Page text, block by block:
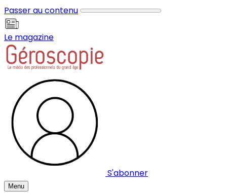
Passer au contenu
Le magazine
S'abonner
Menu
Panneau de gestion des cookies